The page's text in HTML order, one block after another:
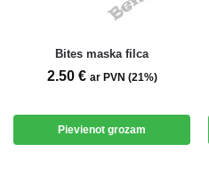
Bites maska filca
2.50 € ar PVN (21%)
Pievienot grozam